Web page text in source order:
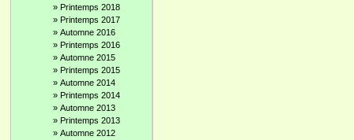
» Printemps 2018
» Printemps 2017
» Automne 2016
» Printemps 2016
» Automne 2015
» Printemps 2015
» Automne 2014
» Printemps 2014
» Automne 2013
» Printemps 2013
» Automne 2012